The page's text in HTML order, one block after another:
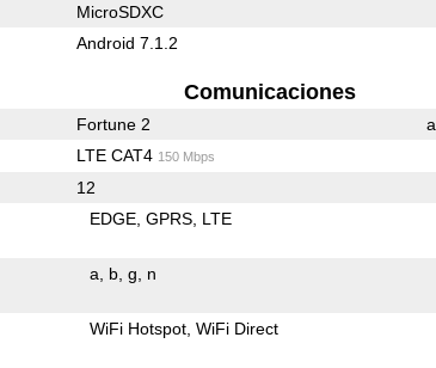
MicroSDXC
Android 7.1.2
Comunicaciones
Fortune 2
LTE CAT4 150 Mbps
12
EDGE GPRS LTE
a b g n
WiFi Hotspot WiFi Direct